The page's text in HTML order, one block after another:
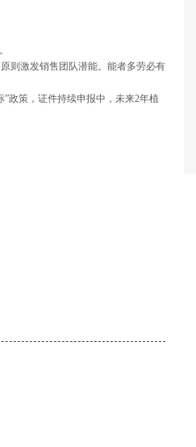
则激发销售团队潜能。能者多劳必有
政策，证件持续申报中，未来2年植